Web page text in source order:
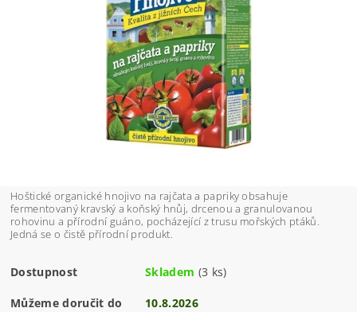
Hoštické organické hnojivo na rajčata a papriky obsahuje
fermentovaný kravský a koňský hnůj, drcenou a granulovanou
rohovinu a přírodní guáno, pocházející z trusu mořských ptáků.
Jedná se o čistě přírodní produkt.
Dostupnost Skladem (3 ks)
Můžeme doručit do 10.8.2026